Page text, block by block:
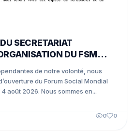
SECRETARIAT
DU FSM
de notre volonté, nous
du Forum Social Mondial
août 2026. Nous sommes en...
0 0